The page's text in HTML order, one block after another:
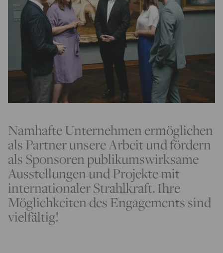
Namhafte Unternehmen ermöglichen
als Partner unsere Arbeit und fördern
als Sponsoren publikumswirksame
Ausstellungen und Projekte mit
internationaler Strahlkraft. Ihre
Möglichkeiten des Engagements sind
vielfältig!